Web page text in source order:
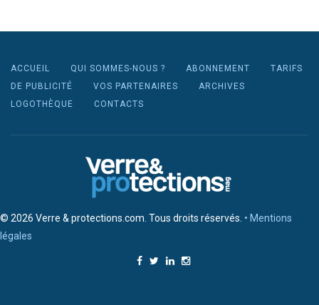
ACCUEIL QUI SOMMES-NOUS ? ABONNEMENT
TARIFS
DE PUBLICITÉ
VOS PARTENAIRES
ARCHIVES
LOGOTHÈQUE
CONTACTS
© 2026 Verre & protections.com. Tous droits réservés. • Mentions
légales